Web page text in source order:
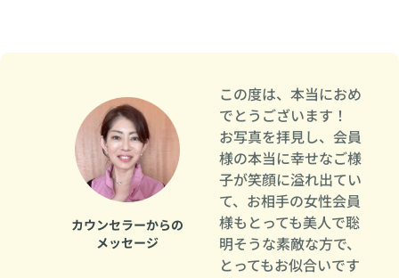
カウンセラーからの
メッセージ
この度は、本当におめ
でとうございます！
お写真を拝見し、会員
様の本当に幸せなご様
子が笑顔に溢れ出てい
て、お相手の女性会員
様もとっても美人で聡
明そうな素敵な方で、
とってもお似合いです